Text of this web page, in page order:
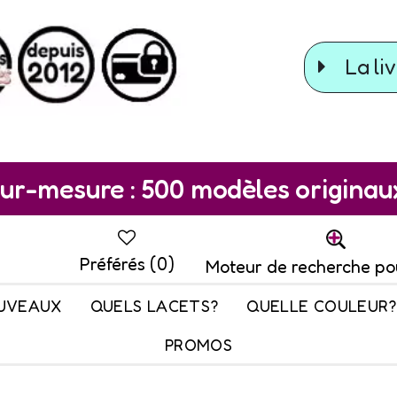
La
mesure : 500 modèles
Préférés (0) Moteur de recherche
QUELS LACETS?
QUELLE COULEUR?
PROMOS